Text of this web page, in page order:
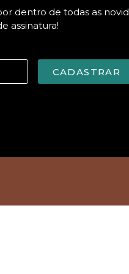
dentro de todas as
assinatura!
CADASTRAR